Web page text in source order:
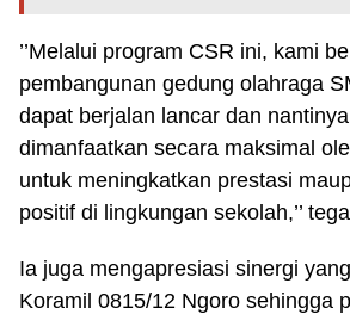
’’Melalui program CSR ini, kami
pembangunan gedung olahraga
dapat berjalan lancar dan
dimanfaatkan secara maksimal
untuk meningkatkan prestasi
positif di lingkungan sekolah,’’
Ia juga mengapresiasi sinergi
Koramil 0815/12 Ngoro sehingga